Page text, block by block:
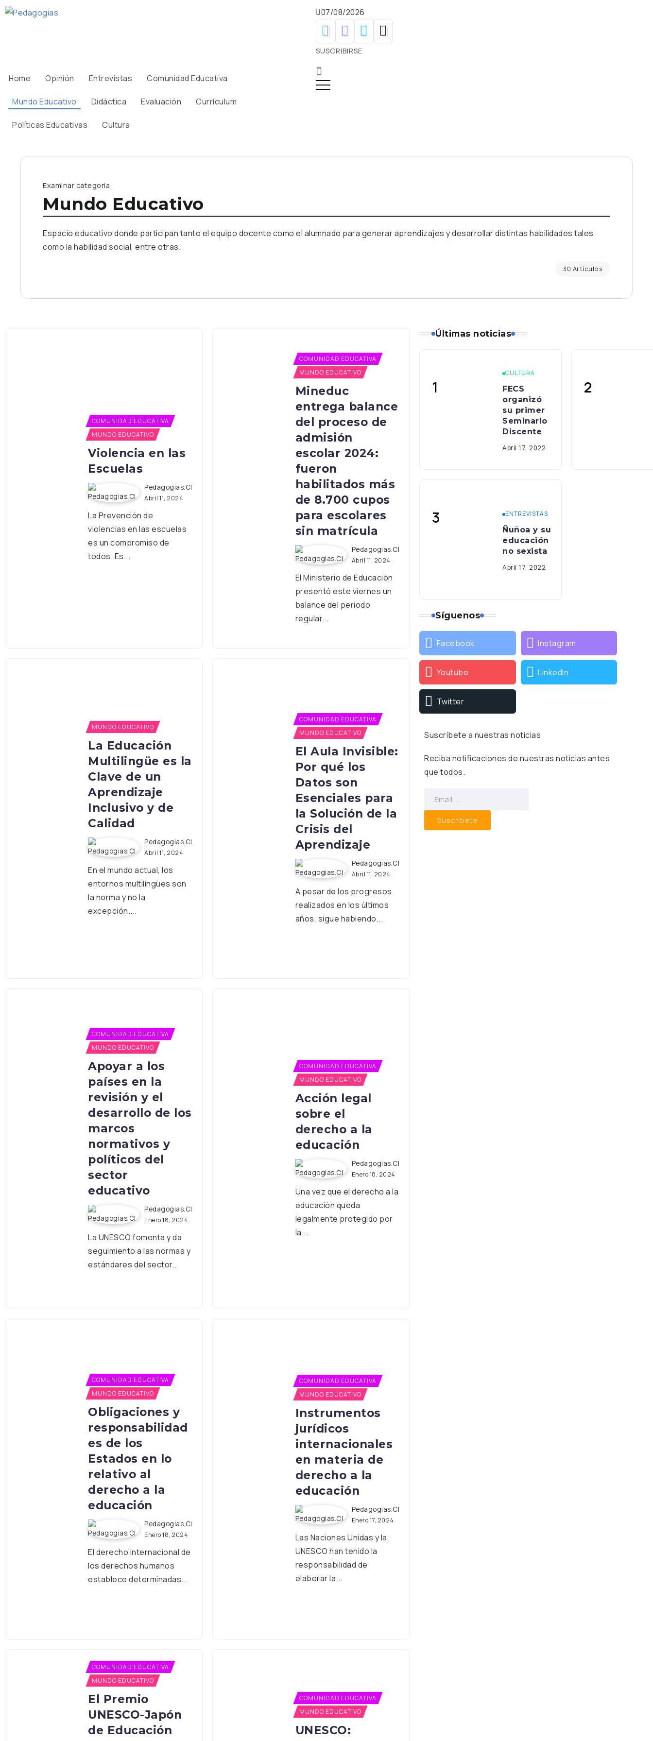
07/08/2026
SUSCRIBIRSE
Home Opinión Entrevistas Comunidad Educativa
Mundo Educativo Didáctica Evaluación Currículum
Políticas Educativas Cultura
Examinar categoría
Mundo Educativo
Espacio educativo donde participan tanto el equipo docente como el alumnado para generar aprendizajes y desarrollar distintas habilidades tales
como la habilidad social, entre otras.
30 Artículos
COMUNIDAD EDUCATIVA
MUNDO EDUCATIVO
Violencia en las
Escuelas
Pedagogias.cl
Abril 11, 2024
La Prevención de
violencias en las escuelas
es un compromiso de
todos. Es...
COMUNIDAD EDUCATIVA
MUNDO EDUCATIVO
Mineduc
entrega balance
del proceso de
admisión
escolar 2024:
fueron
habilitados más
de 8.700 cupos
para escolares
sin matrícula
Pedagogias.cl
Abril 11, 2024
El Ministerio de Educación
presentó este viernes un
balance del periodo
regular...
MUNDO EDUCATIVO
La Educación
Multilingüe es la
Clave de un
Aprendizaje
Inclusivo y de
Calidad
Pedagogias.cl
Abril 11, 2024
En el mundo actual, los
entornos multilingües son
la norma y no la
excepción....
COMUNIDAD EDUCATIVA
MUNDO EDUCATIVO
El Aula Invisible:
Por qué los
Datos son
Esenciales para
la Solución de la
Crisis del
Aprendizaje
Pedagogias.cl
Abril 11, 2024
A pesar de los progresos
realizados en los últimos
años, sigue habiendo...
COMUNIDAD EDUCATIVA
MUNDO EDUCATIVO
Apoyar a los
países en la
revisión y el
desarrollo de los
marcos
normativos y
políticos del
sector
educativo
Pedagogias.cl
Enero 18, 2024
La UNESCO fomenta y da
seguimiento a las normas y
estándares del sector...
COMUNIDAD EDUCATIVA
MUNDO EDUCATIVO
Acción legal
sobre el
derecho a la
educación
Pedagogias.cl
Enero 18, 2024
Una vez que el derecho a la
educación queda
legalmente protegido por
la...
COMUNIDAD EDUCATIVA
MUNDO EDUCATIVO
Obligaciones y
responsabilidad
es de los
Estados en lo
relativo al
derecho a la
educación
Pedagogias.cl
Enero 18, 2024
El derecho internacional de
los derechos humanos
establece determinadas...
COMUNIDAD EDUCATIVA
MUNDO EDUCATIVO
Instrumentos
jurídicos
internacionales
en materia de
derecho a la
educación
Pedagogias.cl
Enero 17, 2024
Las Naciones Unidas y la
UNESCO han tenido la
responsabilidad de
elaborar la...
COMUNIDAD EDUCATIVA
MUNDO EDUCATIVO
El Premio
UNESCO-Japón
de Educación
COMUNIDAD EDUCATIVA
MUNDO EDUCATIVO
UNESCO:
Últimas noticias
CULTURA
FECS
organizó
su primer
Seminario
Discente
Abril 17, 2022
ENTREVISTAS
Ñuñoa y su
educación
no sexista
Abril 17, 2022
Síguenos
Facebook Instagram
Youtube LinkedIn
Twitter
Suscríbete a nuestras noticias
Reciba notificaciones de nuestras noticias antes
que todos.
Suscríbete